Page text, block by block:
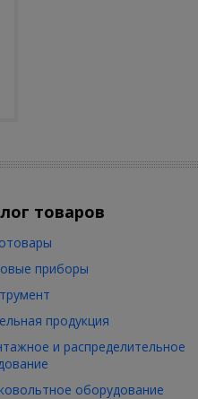
товаров
приборы
продукция
и распределительное
оборудование